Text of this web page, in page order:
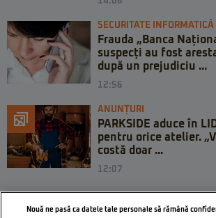
SECURITATE INFORMATICĂ
Frauda „Banca
suspecți au fost
după un prejudiciu ...
12:56
ANUNȚURI
PARKSIDE aduce în
pentru orice atelier.
costă doar ...
12:07
Nouă ne pasă ca datele tale personale să rămână